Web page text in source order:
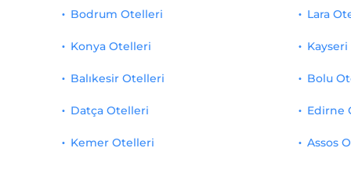
Bodrum Otelleri
Konya Otelleri
Balıkesir Otelleri
Datça Otelleri
Kemer Otelleri
Lara
Bolu
Edirne
Assos